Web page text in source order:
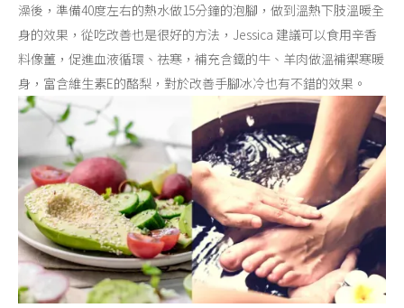
澡後，準備40度左右的熱水做15分鐘的泡腳，做到溫熱下肢溫暖全
身的效果，從吃改善也是很好的方法，Jessica 建議可以食用辛香
料像薑，促進血液循環、祛寒，補充含鐵的牛、羊肉做溫補禦寒暖
身，富含維生素E的酪梨，對於改善手腳冰冷也有不錯的效果。